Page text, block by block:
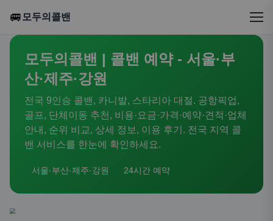
🚐 모두의콜밴
모두의콜밴 | 콜밴 예약 - 서울·부
산·제주·강원
전국 9인승 콜밴, 카니발, 스타리아 대절. 공항픽업,
골프, 단체이동 추천, 비용·요금·가격·예약·견적·업체
안내, 순위 비교, 상세 정보, 이용 후기. 전국 지역 콜
밴 서비스를 한눈에 확인하세요.
서울·부산·제주·강원 24시간 예약